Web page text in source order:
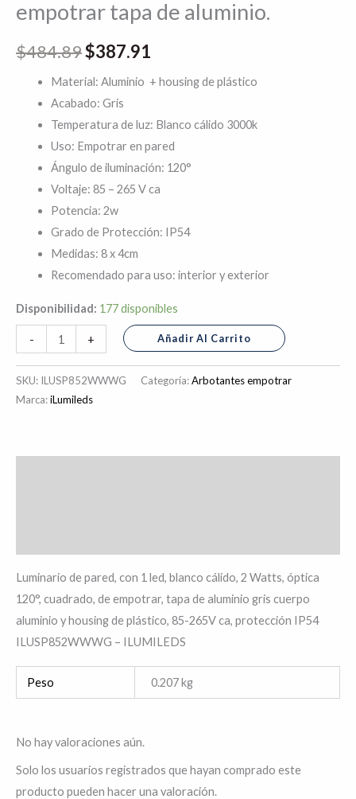
empotrar tapa de aluminio.
$484.89$387.91
Material: Aluminio + housing de plástico
Acabado: Gris
Temperatura de luz: Blanco cálido 3000k
Uso: Empotrar en pared
Ángulo de iluminación: 120°
Voltaje: 85 – 265 V ca
Potencia: 2w
Grado de Protección: IP54
Medidas: 8 x 4cm
Recomendado para uso: interior y exterior
Disponibilidad: 177 disponibles
- + Añadir Al Carrito
SKU: ILUSP852WWWG Categoría:Arbotantes empotrar
Marca:iLumileds
Luminario de pared, con 1 led, blanco cálido, 2 Watts, óptica
120°, cuadrado, de empotrar, tapa de aluminio gris cuerpo
aluminio y housing de plástico, 85-265V ca, protección IP54
ILUSP852WWWG – ILUMILEDS
Peso 0.207 kg
No hay valoraciones aún.
Solo los usuarios registrados que hayan comprado este
producto pueden hacer una valoración.